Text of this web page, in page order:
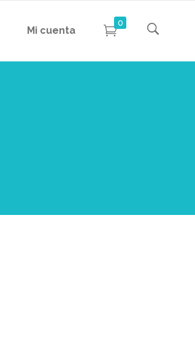
Mi cuenta
0